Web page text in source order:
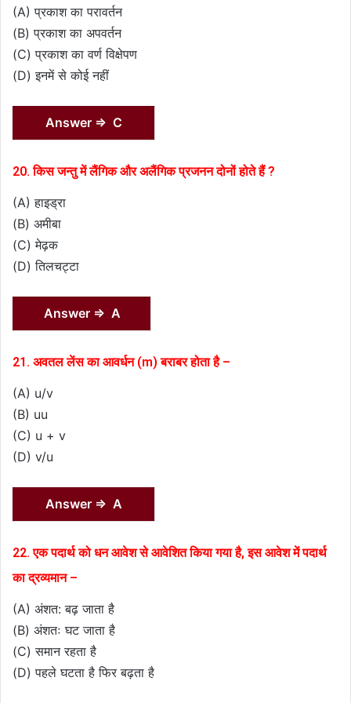
(A) प्रकाश का परावर्तन
(B) प्रकाश का अपवर्तन
(C) प्रकाश का वर्ण विक्षेपण
(D) इनमें से कोई नहीं
Answer ⇒ C
20. किस जन्तु में लैंगिक और अलैंगिक प्रजनन दोनों होते हैं ?
(A) हाइड्रा
(B) अमीबा
(C) मेढ़क
(D) तिलचट्टा
Answer ⇒ A
21. अवतल लेंस का आवर्धन (m) बराबर होता है –
(A) u/v
(B) uu
(C) u + v
(D) v/u
Answer ⇒ A
22. एक पदार्थ को धन आवेश से आवेशित किया गया है, इस आवेश में पदार्थ
का द्रव्यमान –
(A) अंशत: बढ़ जाता है
(B) अंशतः घट जाता है
(C) समान रहता है
(D) पहले घटता है फिर बढ़ता है